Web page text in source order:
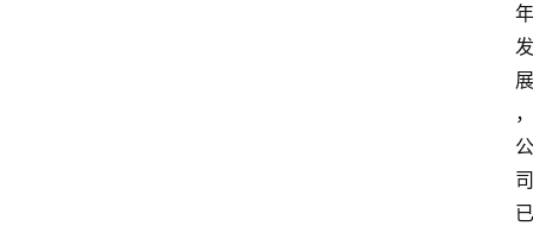
年
发
展
，
公
司
已